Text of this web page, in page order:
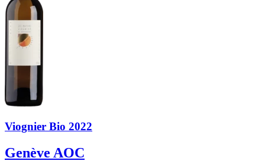
Viognier Bio 2022
Genève AOC